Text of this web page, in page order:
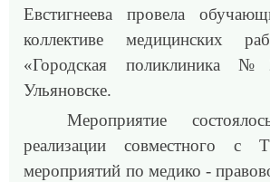
Евстигнеева провела
коллективе медицинских
«Городская поликлиника
Ульяновске.
Мероприятие
реализации совместного
мероприятий по медико -